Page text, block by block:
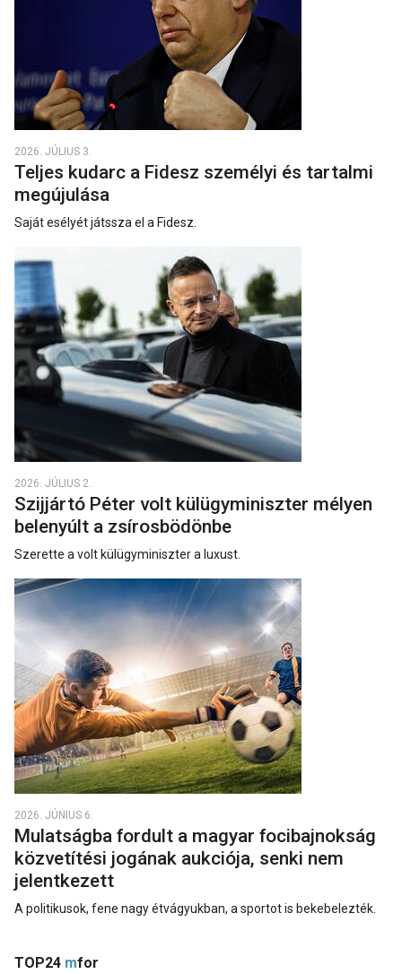
2026. JÚLIUS 3.
Teljes kudarc a Fidesz személyi és tartalmi
megújulása
Saját esélyét játssza el a Fidesz.
2026. JÚLIUS 2.
Szijjártó Péter volt külügyminiszter mélyen
belenyúlt a zsírosbödönbe
Szerette a volt külügyminiszter a luxust.
2026. JÚNIUS 6.
Mulatságba fordult a magyar focibajnokság
közvetítési jogának aukciója, senki nem
jelentkezett
A politikusok, fene nagy étvágyukban, a sportot is bekebelezték.
TOP24 mfor